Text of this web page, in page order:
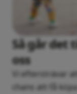
Så går det
oss
Vi eftersträvar
chans att få